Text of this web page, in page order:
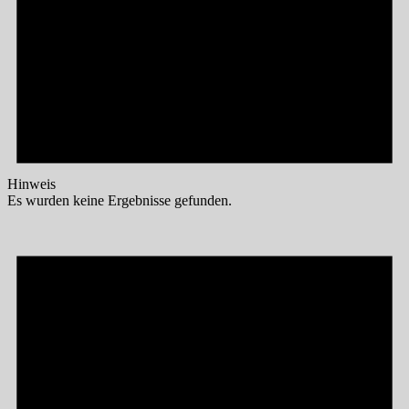
Hinweis
Es wurden keine Ergebnisse gefunden.